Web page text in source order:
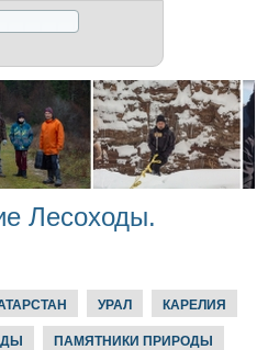
Лесоходы.
УРАЛ КАРЕЛИЯ
ПАМЯТНИКИ ПРИРОДЫ